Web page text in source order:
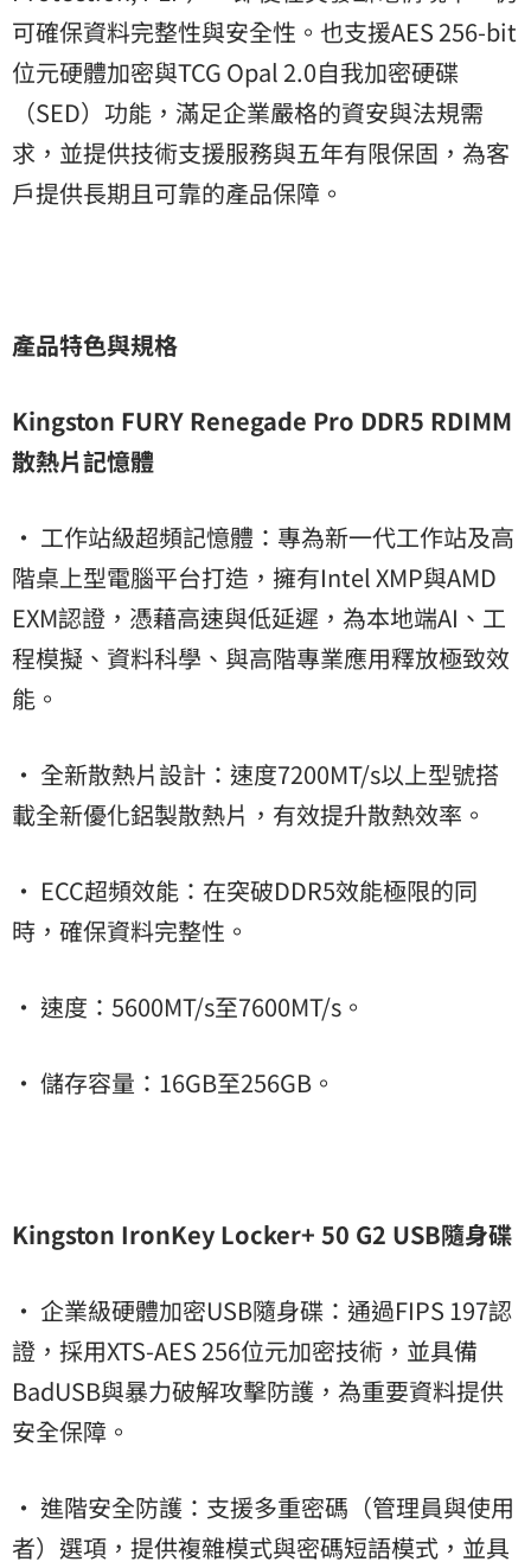
可確保資料完整性與安全性。也支援AES 256-bit
位元硬體加密與TCG Opal 2.0自我加密硬碟
（SED）功能，滿足企業嚴格的資安與法規需
求，並提供技術支援服務與五年有限保固，為客
戶提供長期且可靠的產品保障。
產品特色與規格
Kingston FURY Renegade Pro DDR5 RDIMM
散熱片記憶體
• 工作站級超頻記憶體：專為新一代工作站及高
階桌上型電腦平台打造，擁有Intel XMP與AMD
EXM認證，憑藉高速與低延遲，為本地端AI、工
程模擬、資料科學、與高階專業應用釋放極致效
能。
• 全新散熱片設計：速度7200MT/s以上型號搭
載全新優化鋁製散熱片，有效提升散熱效率。
• ECC超頻效能：在突破DDR5效能極限的同
時，確保資料完整性。
• 速度：5600MT/s至7600MT/s。
• 儲存容量：16GB至256GB。
Kingston IronKey Locker+ 50 G2 USB隨身碟
• 企業級硬體加密USB隨身碟：通過FIPS 197認
證，採用XTS-AES 256位元加密技術，並具備
BadUSB與暴力破解攻擊防護，為重要資料提供
安全保障。
• 進階安全防護：支援多重密碼（管理員與使用
者）選項，提供複雜模式與密碼短語模式，並具